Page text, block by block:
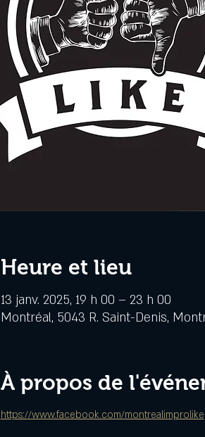
Heure et lieu
13 janv. 2025, 19 h 00 – 23 h 00
Montréal, 5043 R. Saint-Denis,
À propos de
https://www.facebook.com/montrealimprolike